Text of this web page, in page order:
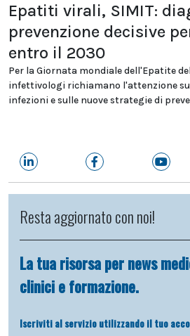
Epatiti virali, SIMIT:
prevenzione decisive
entro il 2030
Per la Giornata mondiale dell'Epatite
infettivologi richiamano l'attenzione
infezioni e sulle nuove strategie di
Resta aggiornato con noi!
La tua risorsa per news
clinici e formazione.
Iscriviti al servizio utilizzando il tuo